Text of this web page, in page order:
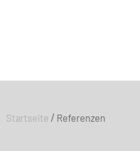
Startseite / Referenzen